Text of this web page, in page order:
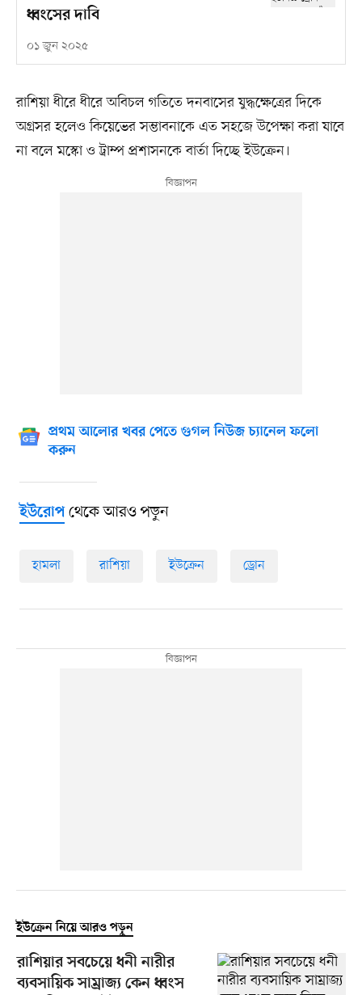
ধ্বংসের দাবি
০১ জুন ২০২৫
রাশিয়া ধীরে ধীরে অবিচল গতিতে দনবাসের যুদ্ধক্ষেত্রের দিকে
অগ্রসর হলেও কিয়েভের সম্ভাবনাকে এত সহজে উপেক্ষা করা যাবে
না বলে মস্কো ও ট্রাম্প প্রশাসনকে বার্তা দিচ্ছে ইউক্রেন।
প্রথম আলোর খবর পেতে গুগল নিউজ চ্যানেল ফলো
করুন
ইউরোপথেকে আরও পড়ুন
হামলা রাশিয়া ইউক্রেন ড্রোন
ইউক্রেন নিয়ে আরও পড়ুন
রাশিয়ার সবচেয়ে ধনী নারীর
ব্যবসায়িক সাম্রাজ্য কেন ধ্বংস